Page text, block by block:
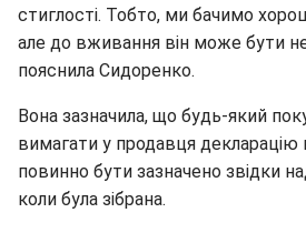
стиглості. Тобто, ми бачимо
але до вживання він може бути
пояснила Сидоренко.
Вона зазначила, що будь-який
вимагати у продавця декларацію
повинно бути зазначено звідки
коли була зібрана.